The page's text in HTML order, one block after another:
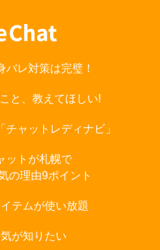
レ対策は完璧！
と、教えてほしい!
ャットレディナビ」
ットが札幌で
の理由9ポイント
テムが使い放題
が知りたい